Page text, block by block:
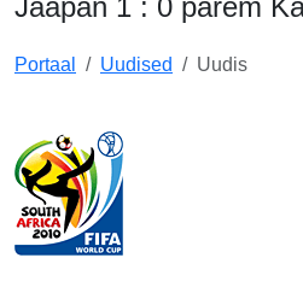
Jaapan 1 : 0 parem
Portaal Uudised Uudis